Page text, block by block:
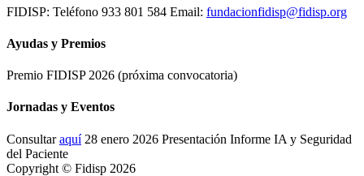
FIDISP: Teléfono 933 801 584 Email: fundacionfidisp@fidisp.org
Ayudas y Premios
Premio FIDISP 2026 (próxima convocatoria)
Jornadas y Eventos
Consultaraquí28 enero 2026 Presentación Informe IA y Seguridad
del Paciente
Copyright © Fidisp 2026